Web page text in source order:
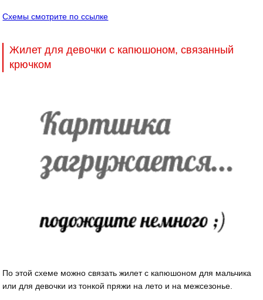
Схемы смотрите по ссылке
Жилет для девочки с капюшоном, связанный
крючком
По этой схеме можно связать жилет с капюшоном для мальчика
или для девочки из тонкой пряжи на лето и на межсезонье.